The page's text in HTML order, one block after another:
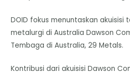
DOID fokus menuntaskan
metalurgi di Australia Dawson
Tembaga di Australia, 29 Metals.
Kontribusi dari akuisisi Dawson